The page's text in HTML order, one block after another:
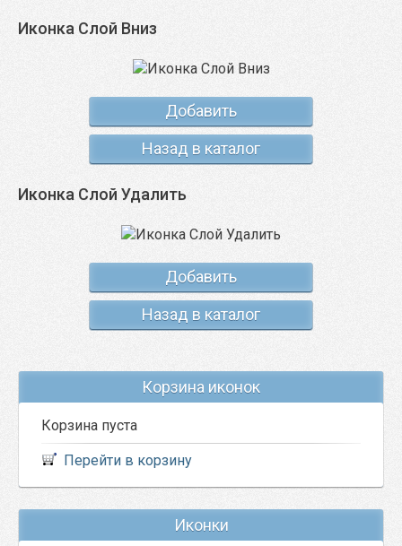
Иконка Слой Вниз
Добавить
Назад в каталог
Иконка Слой Удалить
Добавить
Назад в каталог
Корзина иконок
Корзина пуста
Перейти в корзину
Иконки